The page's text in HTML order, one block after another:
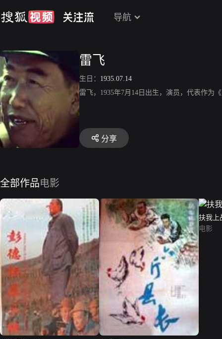
导航
雷飞
生日： 1935.07.14
雷飞，1935年7月14日出生，演员，代表作为
分享
全部作品电影
扶我上
电影